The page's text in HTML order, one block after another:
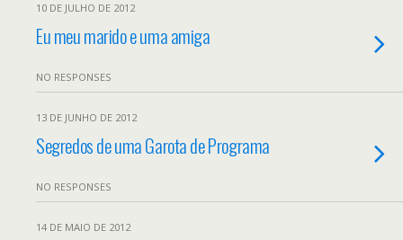
10 DE JULHO DE 2012
Eu meu marido e uma amiga
NO RESPONSES
13 DE JUNHO DE 2012
Segredos de uma Garota de Programa
NO RESPONSES
14 DE MAIO DE 2012